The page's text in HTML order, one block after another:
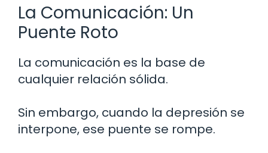
La Comunicación: Un
Puente Roto
La comunicación es la base de
cualquier relación sólida.
Sin embargo, cuando la depresión se
interpone, ese puente se rompe.